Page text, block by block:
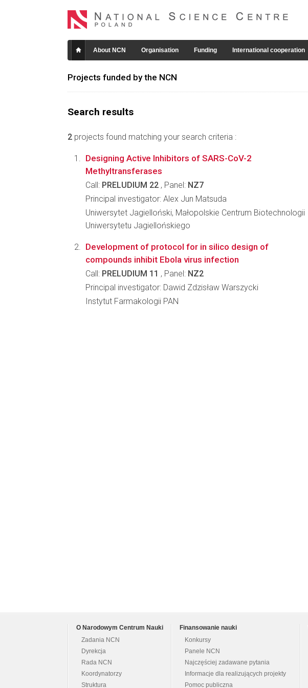
About NCN Organisation Funding International cooperation
Projects funded by the NCN
Search results
2 projects found matching your search criteria :
Designing Active Inhibitors of SARS-CoV-2
Methyltransferases
Call: PRELUDIUM 22 , Panel: NZ7
Principal investigator: Alex Jun Matsuda
Uniwersytet Jagielloński, Małopolskie Centrum Biotechnologii
Uniwersytetu Jagiellońskiego
Development of protocol for in silico design of
compounds inhibit Ebola virus infection
Call: PRELUDIUM 11 , Panel: NZ2
Principal investigator: Dawid Zdzisław Warszycki
Instytut Farmakologii PAN
O Narodowym Centrum Nauki
Zadania NCN
Dyrekcja
Rada NCN
Koordynatorzy
Struktura
Finansowanie nauki
Konkursy
Panele NCN
Najczęściej zadawane pytania
Informacje dla realizujących projekty
Pomoc publiczna